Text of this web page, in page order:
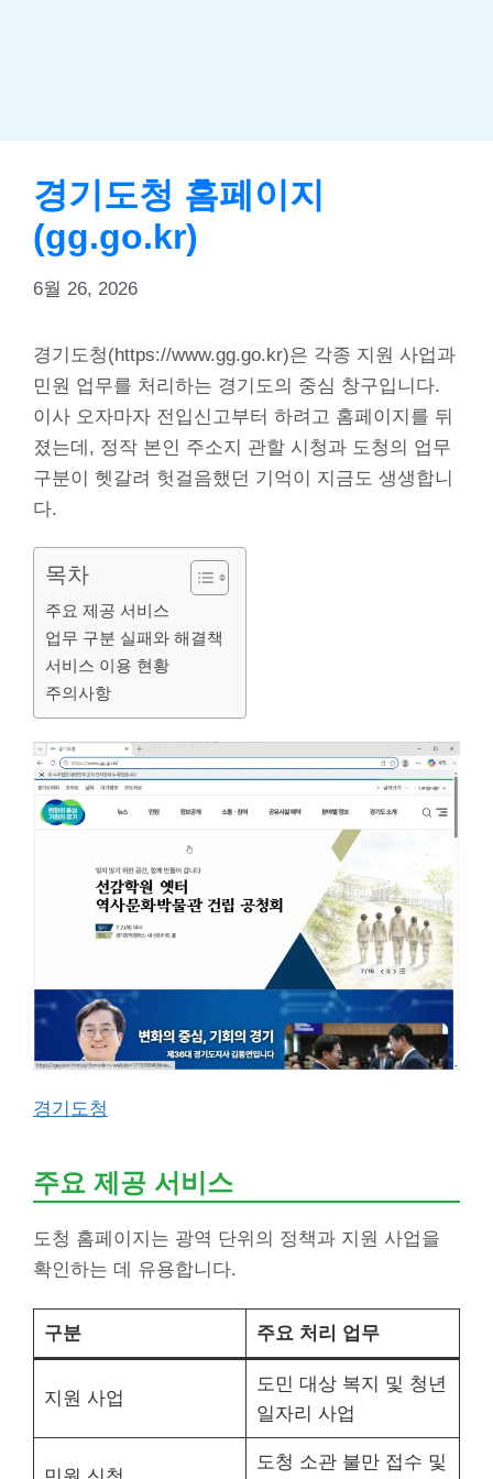
경기도청 홈페이지
(gg.go.kr)
6월 26, 2026
경기도청(https://www.gg.go.kr)은 각종 지원 사업과
민원 업무를 처리하는 경기도의 중심 창구입니다.
이사 오자마자 전입신고부터 하려고 홈페이지를 뒤
졌는데, 정작 본인 주소지 관할 시청과 도청의 업무
구분이 헷갈려 헛걸음했던 기억이 지금도 생생합니
다.
목차
주요 제공 서비스
업무 구분 실패와 해결책
서비스 이용 현황
주의사항
경기도청
주요 제공 서비스
도청 홈페이지는 광역 단위의 정책과 지원 사업을
확인하는 데 유용합니다.
구분 주요 처리 업무
지원 사업
도민 대상 복지 및 청년
일자리 사업
도청 소관 불만 접수 및